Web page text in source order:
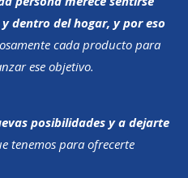
dentro del hogar, y por eso
cada producto para
ese objetivo.
posibilidades y a dejarte
tenemos para ofrecerte